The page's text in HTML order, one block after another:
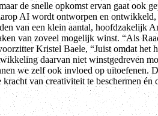
de snelle opkomst ervan gaat ook
AI wordt ontworpen en
van een klein aantal, hoofdzakelijk
van zoveel mogelijk winst. “Als
Kristel Baele, “Juist omdat het
daarvan niet winstgedreven
we zelf ook invloed op uitoefenen.
van creativiteit te beschermen én